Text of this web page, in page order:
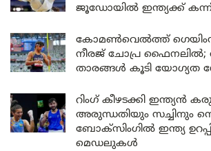
ജൂഡോയിൽ ഇന്ത്യക്ക്
കോമൺവെൽത്ത്
നീരജ് ചോപ്ര ഫൈനലിൽ;
താരങ്ങൾ കൂടി യോഗ്യത
റിംഗ് കീഴടക്കി ഇന്ത്യൻ
അരുന്ധതിയും സച്ചിനും
ബോക്സിംഗിൽ ഇന്ത്യ
മെഡലുകൾ